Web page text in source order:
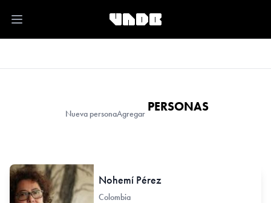
Open main menu
Nueva personaAgregar PERSONAS
Nohemí Pérez
Colombia